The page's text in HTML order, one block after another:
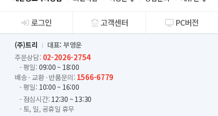
회사소개
로그인 고객센터 PC버전
(주)트리
대표: 부영운
주문상담: 02-2026-2754
- 평일: 09:00 ~ 18:00
배송 · 교환 · 반품문의: 1566-6779
- 평일: 10:00 ~ 16:00
- 점심시간: 12:30 ~ 13:30
- 토, 일, 공휴일 휴무